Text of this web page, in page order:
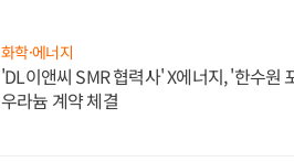
화학·에너지
'DL이앤씨 SMR 협력사' X에너지, '한수원
우라늄 계약 체결